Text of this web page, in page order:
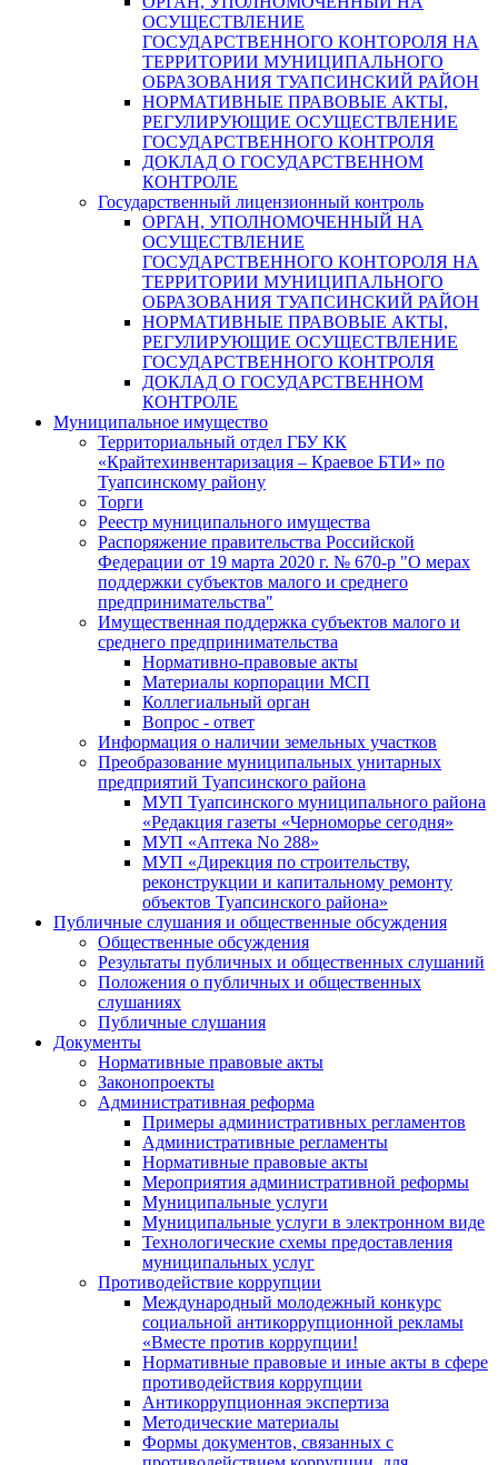
ОСУЩЕСТВЛЕНИЕ
ГОСУДАРСТВЕННОГО КОНТОРОЛЯ НА
ТЕРРИТОРИИ МУНИЦИПАЛЬНОГО
ОБРАЗОВАНИЯ ТУАПСИНСКИЙ РАЙОН
НОРМАТИВНЫЕ ПРАВОВЫЕ АКТЫ,
РЕГУЛИРУЮЩИЕ ОСУЩЕСТВЛЕНИЕ
ГОСУДАРСТВЕННОГО КОНТРОЛЯ
ДОКЛАД О ГОСУДАРСТВЕННОМ
КОНТРОЛЕ
Государственный лицензионный контроль
ОРГАН, УПОЛНОМОЧЕННЫЙ НА
ОСУЩЕСТВЛЕНИЕ
ГОСУДАРСТВЕННОГО КОНТОРОЛЯ НА
ТЕРРИТОРИИ МУНИЦИПАЛЬНОГО
ОБРАЗОВАНИЯ ТУАПСИНСКИЙ РАЙОН
НОРМАТИВНЫЕ ПРАВОВЫЕ АКТЫ,
РЕГУЛИРУЮЩИЕ ОСУЩЕСТВЛЕНИЕ
ГОСУДАРСТВЕННОГО КОНТРОЛЯ
ДОКЛАД О ГОСУДАРСТВЕННОМ
КОНТРОЛЕ
Муниципальное имущество
Территориальный отдел ГБУ КК
«Крайтехинвентаризация – Краевое БТИ» по
Туапсинскому району
Торги
Реестр муниципального имущества
Распоряжение правительства Российской
Федерации от 19 марта 2020 г. № 670-р "О мерах
поддержки субъектов малого и среднего
предпринимательства"
Имущественная поддержка субъектов малого и
среднего предпринимательства
Нормативно-правовые акты
Материалы корпорации МСП
Коллегиальный орган
Вопрос - ответ
Информация о наличии земельных участков
Преобразование муниципальных унитарных
предприятий Туапсинского района
МУП Туапсинского муниципального района
«Редакция газеты «Черноморье сегодня»
МУП «Аптека No 288»
МУП «Дирекция по строительству,
реконструкции и капитальному ремонту
объектов Туапсинского района»
Публичные слушания и общественные обсуждения
Общественные обсуждения
Результаты публичных и общественных слушаний
Положения о публичных и общественных
слушаниях
Публичные слушания
Документы
Нормативные правовые акты
Законопроекты
Административная реформа
Примеры административных регламентов
Административные регламенты
Нормативные правовые акты
Мероприятия административной реформы
Муниципальные услуги
Муниципальные услуги в электронном виде
Технологические схемы предоставления
муниципальных услуг
Противодействие коррупции
Международный молодежный конкурс
социальной антикоррупционной рекламы
«Вместе против коррупции!
Нормативные правовые и иные акты в сфере
противодействия коррупции
Антикоррупционная экспертиза
Методические материалы
Формы документов, связанных с